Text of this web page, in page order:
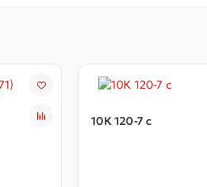
10К 120-7 с